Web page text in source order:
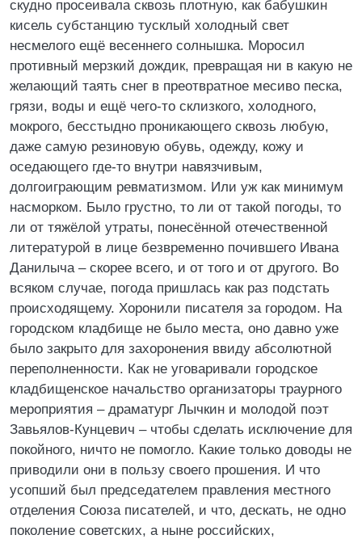
скудно просеивала сквозь плотную, как бабушкин
кисель субстанцию тусклый холодный свет
несмелого ещё весеннего солнышка. Моросил
противный мерзкий дождик, превращая ни в какую не
желающий таять снег в преотвратное месиво песка,
грязи, воды и ещё чего-то склизкого, холодного,
мокрого, бесстыдно проникающего сквозь любую,
даже самую резиновую обувь, одежду, кожу и
оседающего где-то внутри навязчивым,
долгоиграющим ревматизмом. Или уж как минимум
насморком. Было грустно, то ли от такой погоды, то
ли от тяжёлой утраты, понесённой отечественной
литературой в лице безвременно почившего Ивана
Данилыча – скорее всего, и от того и от другого. Во
всяком случае, погода пришлась как раз подстать
происходящему. Хоронили писателя за городом. На
городском кладбище не было места, оно давно уже
было закрыто для захоронения ввиду абсолютной
переполненности. Как не уговаривали городское
кладбищенское начальство организаторы траурного
мероприятия – драматург Лычкин и молодой поэт
Завьялов-Кунцевич – чтобы сделать исключение для
покойного, ничто не помогло. Какие только доводы не
приводили они в пользу своего прошения. И что
усопший был председателем правления местного
отделения Союза писателей, и что, дескать, не одно
поколение советских, а ныне российских,